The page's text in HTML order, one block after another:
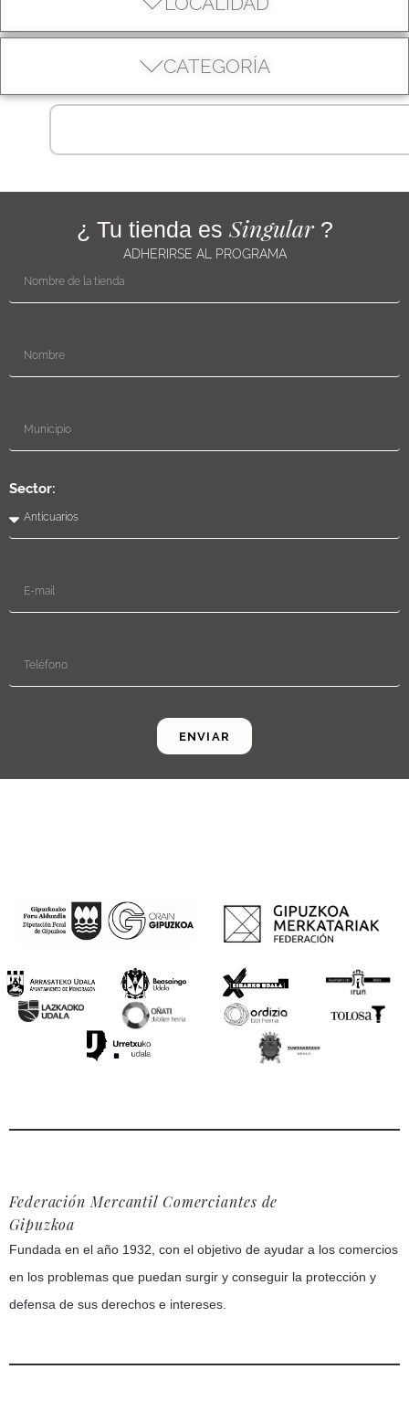
CATEGORÍA
¿ Tu tienda es Singular?
ADHERIRSE AL PROGRAMA
Sector:
ENVIAR
Federación Mercantil Comerciantes de
Gipuzkoa
Fundada en el año 1932, con el objetivo de ayudar a los comercios
en los problemas que puedan surgir y conseguir la protección y
defensa de sus derechos e intereses.